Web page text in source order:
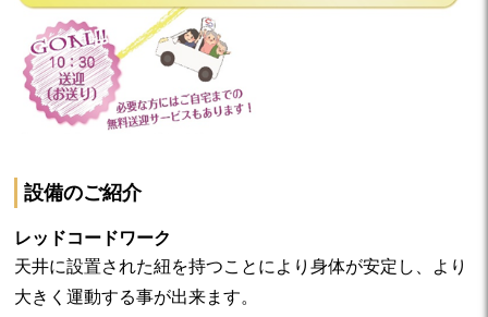
設備のご紹介
レッドコードワーク
天井に設置された紐を持つことにより身体が安定し、より
大きく運動する事が出来ます。